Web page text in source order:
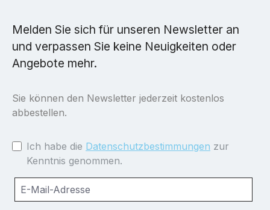
Melden Sie sich für unseren Newsletter an
und verpassen Sie keine Neuigkeiten oder
Angebote mehr.
Sie können den Newsletter jederzeit kostenlos
abbestellen.
Ich habe die Datenschutzbestimmungen zur
Kenntnis genommen.